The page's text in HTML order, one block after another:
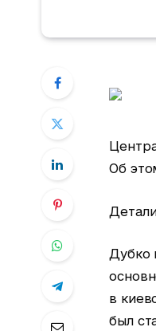
Об
Дубко
в
был